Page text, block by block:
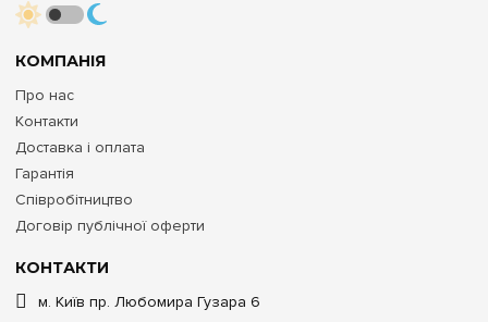
КОНТАКТИ
м. Київ пр. Любомира Гузара 6
КОМПАНІЯ
Про нас
Контакти
Доставка і оплата
Гарантія
Співробітництво
Договір публічної оферти